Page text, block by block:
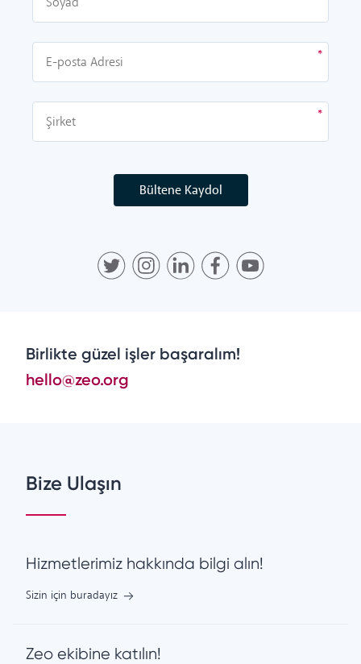
Bültene Kaydol
Birlikte güzel işler başaralım!
hello@zeo.org
Bize Ulaşın
Hizmetlerimiz hakkında bilgi alın!
Sizin için buradayız
Zeo ekibine katılın!